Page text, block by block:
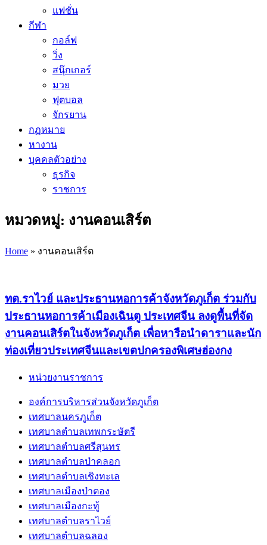
แฟชั่น
กีฬา
กอล์ฟ
วิ่ง
สนุ๊กเกอร์
มวย
ฟุตบอล
จักรยาน
กฏหมาย
หางาน
บุคคลตัวอย่าง
ธุรกิจ
ราชการ
หมวดหมู่: งานคอนเสิร์ต
Home » งานคอนเสิร์ต
ทต.ราไวย์ และประธานหอการค้าจังหวัดภูเก็ต ร่วมกับ
ประธานหอการค้าเมืองเฉินตู ประเทศจีน ลงดูพื้นที่จัด
งานคอนเสิร์ตในจังหวัดภูเก็ต เพื่อหารือนำดาราและนัก
ท่องเที่ยวประเทศจีนและเขตปกครองพิเศษฮ่องกง
หน่วยงานราชการ
องค์การบริหารส่วนจังหวัดภูเก็ต
เทศบาลนครภูเก็ต
เทศบาลตำบลเทพกระษัตรี
เทศบาลตำบลศรีสุนทร
เทศบาลตำบลป่าคลอก
เทศบาลตำบลเชิงทะเล
เทศบาลเมืองป่าตอง
เทศบาลเมืองกะทู้
เทศบาลตำบลราไวย์
เทศบาลตำบลฉลอง